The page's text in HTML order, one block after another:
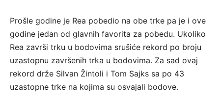
Prošle godine je Rea pobedio na obe trke pa je i ove
godine jedan od glavnih favorita za pobedu. Ukoliko
Rea završi trku u bodovima srušiće rekord po broju
uzastopnu završenih trka u bodovima. Za sad ovaj
rekord drže Silvan Žintoli i Tom Sajks sa po 43
uzastopne trke na kojima su osvajali bodove.